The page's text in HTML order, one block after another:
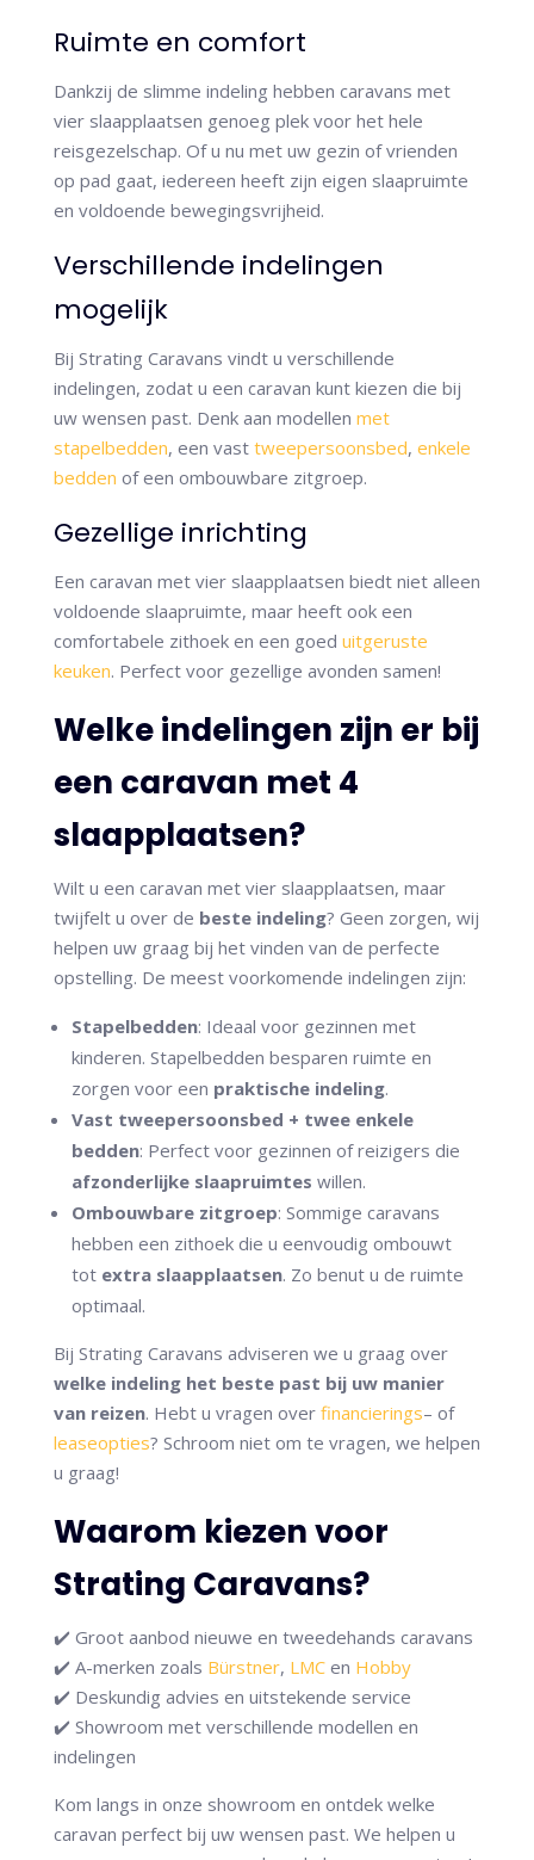
Ruimte en comfort
Dankzij de slimme indeling hebben caravans met
vier slaapplaatsen genoeg plek voor het hele
reisgezelschap. Of u nu met uw gezin of vrienden
op pad gaat, iedereen heeft zijn eigen slaapruimte
en voldoende bewegingsvrijheid.
Verschillende indelingen
mogelijk
Bij Strating Caravans vindt u verschillende
indelingen, zodat u een caravan kunt kiezen die bij
uw wensen past. Denk aan modellen met
stapelbedden, een vast tweepersoonsbed, enkele
bedden of een ombouwbare zitgroep.
Gezellige inrichting
Een caravan met vier slaapplaatsen biedt niet alleen
voldoende slaapruimte, maar heeft ook een
comfortabele zithoek en een goed uitgeruste
keuken. Perfect voor gezellige avonden samen!
Welke indelingen zijn er bij
een caravan met 4
slaapplaatsen?
Wilt u een caravan met vier slaapplaatsen, maar
twijfelt u over de beste indeling? Geen zorgen, wij
helpen uw graag bij het vinden van de perfecte
opstelling. De meest voorkomende indelingen zijn:
Stapelbedden: Ideaal voor gezinnen met
kinderen. Stapelbedden besparen ruimte en
zorgen voor een praktische indeling.
Vast tweepersoonsbed + twee enkele
bedden: Perfect voor gezinnen of reizigers die
afzonderlijke slaapruimtes willen.
Ombouwbare zitgroep: Sommige caravans
hebben een zithoek die u eenvoudig ombouwt
tot extra slaapplaatsen. Zo benut u de ruimte
optimaal.
Bij Strating Caravans adviseren we u graag over
welke indeling het beste past bij uw manier
van reizen. Hebt u vragen over financierings– of
leaseopties? Schroom niet om te vragen, we helpen
u graag!
Waarom kiezen voor
Strating Caravans?
✔️ Groot aanbod nieuwe en tweedehands caravans
✔️ A-merken zoals Bürstner, LMCen Hobby
✔️ Deskundig advies en uitstekende service
✔️ Showroom met verschillende modellen en
indelingen
Kom langs in onze showroom en ontdek welke
caravan perfect bij uw wensen past. We helpen u